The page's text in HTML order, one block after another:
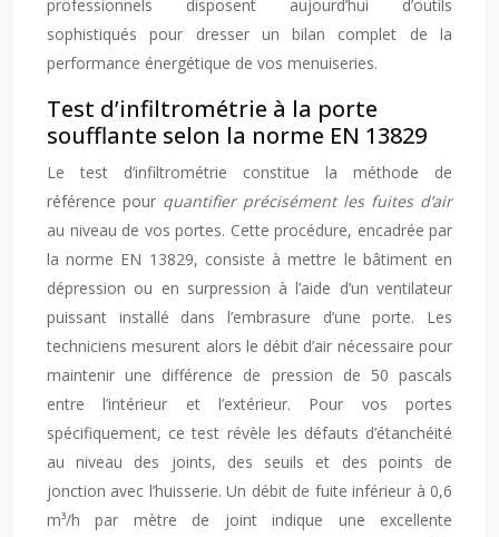
professionnels disposent aujourd’hui d’outils
sophistiqués pour dresser un bilan complet de la
performance énergétique de vos menuiseries.
Test d’infiltrométrie à la porte
soufflante selon la norme EN 13829
Le test d’infiltrométrie constitue la méthode de
référence pour quantifier précisément les fuites d’air
au niveau de vos portes. Cette procédure, encadrée par
la norme EN 13829, consiste à mettre le bâtiment en
dépression ou en surpression à l’aide d’un ventilateur
puissant installé dans l’embrasure d’une porte. Les
techniciens mesurent alors le débit d’air nécessaire pour
maintenir une différence de pression de 50 pascals
entre l’intérieur et l’extérieur. Pour vos portes
spécifiquement, ce test révèle les défauts d’étanchéité
au niveau des joints, des seuils et des points de
jonction avec l’huisserie. Un débit de fuite inférieur à 0,6
m³/h par mètre de joint indique une excellente